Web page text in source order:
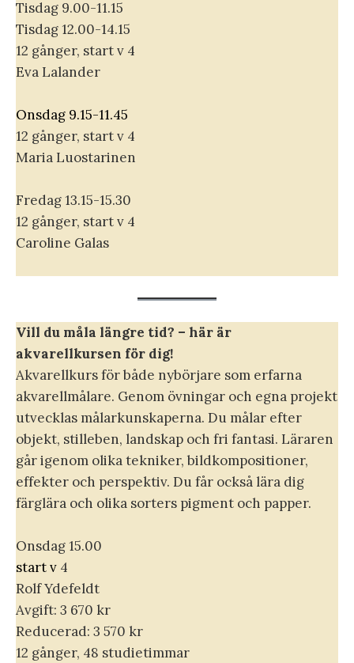
Tisdag 9.00-11.15
Tisdag 12.00-14.15
12 gånger, start v 4
Eva Lalander
Onsdag 9.15-11.45
12 gånger, start v 4
Maria Luostarinen
Fredag 13.15-15.30
12 gånger, start v 4
Caroline Galas
Vill du måla längre tid? – här är
akvarellkursen för dig!
Akvarellkurs för både nybörjare som erfarna
akvarellmålare. Genom övningar och egna projekt
utvecklas målarkunskaperna. Du målar efter
objekt, stilleben, landskap och fri fantasi. Läraren
går igenom olika tekniker, bildkompositioner,
effekter och perspektiv. Du får också lära dig
färglära och olika sorters pigment och papper.
Onsdag 15.00
start v 4
Rolf Ydefeldt
Avgift: 3 670 kr
Reducerad: 3 570 kr
12 gånger, 48 studietimmar